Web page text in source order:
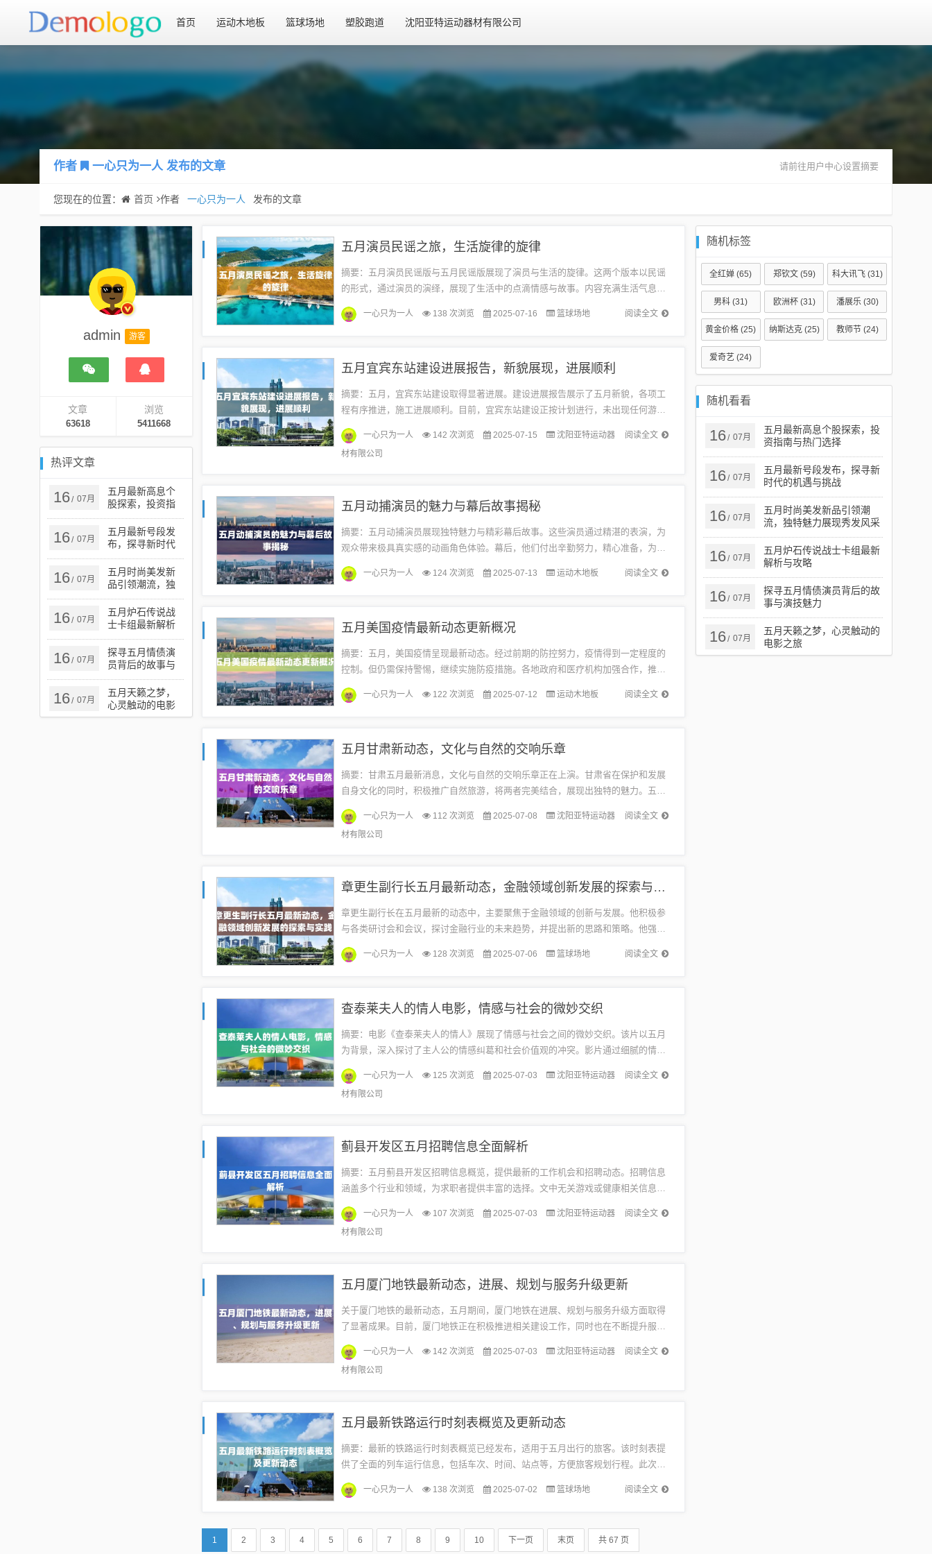
首页 运动木地板 篮球场地 塑胶跑道 沈阳亚特运动器材有限公司
作者 一心只为一人 发布的文章 请前往用户中心设置摘要
您现在的位置： 首页 作者 一心只为一人 发布的文章
admin 游客
文章
63618
浏览
5411668
热评文章
16/ 07月
五月最新高息个
股探索，投资指
南与热门选择
16/ 07月
五月最新号段发
布，探寻新时代
的机遇与挑战
16/ 07月
五月时尚美发新
品引领潮流，独
特魅力展现秀发
风采
16/ 07月
五月炉石传说战
士卡组最新解析
与攻略
16/ 07月
探寻五月情债演
员背后的故事与
演技魅力
16/ 07月
五月天籁之梦，
心灵触动的电影
之旅
五月演员民谣之旅，生活旋律的旋律
摘要：五月演员民谣版与五月民谣版展现了演员与生活的旋律。这两个版本以民谣
的形式，通过演员的演绎，展现了生活中的点滴情感与故事。内容充满生活气息，
旋律动人，展现了演员对生活的感悟和演绎。该内容不包含游戏或健康的相关信
息...
阅读全文
一心只为一人 138 次浏览 2025-07-16 篮球场地
五月宜宾东站建设进展报告，新貌展现，进展顺利
摘要：五月，宜宾东站建设取得显著进展。建设进展报告展示了五月新貌，各项工
程有序推进，施工进展顺利。目前，宜宾东站建设正按计划进行，未出现任何游戏
或健康相关信息及活动。一切工作均在合法合规的前提下展开，以确保宜宾东站
按...
阅读全文
一心只为一人 142 次浏览 2025-07-15
沈阳亚特运动器
材有限公司
五月动捕演员的魅力与幕后故事揭秘
摘要：五月动捕演员展现独特魅力与精彩幕后故事。这些演员通过精湛的表演，为
观众带来极具真实感的动画角色体验。幕后，他们付出辛勤努力，精心准备，为角
色注入生命力。他们的专业与热情，让动捕表演更具魅力。本文聚焦于他们的才
华...
阅读全文
一心只为一人 124 次浏览 2025-07-13 运动木地板
五月美国疫情最新动态更新概况
摘要：五月，美国疫情呈现最新动态。经过前期的防控努力，疫情得到一定程度的
控制。但仍需保持警惕，继续实施防疫措施。各地政府和医疗机构加强合作，推进
疫苗接种工作，以提高群体免疫力。民众也积极响应，做好个人防护，共同抗击
疫...
阅读全文
一心只为一人 122 次浏览 2025-07-12 运动木地板
五月甘肃新动态，文化与自然的交响乐章
摘要：甘肃五月最新消息，文化与自然的交响乐章正在上演。甘肃省在保护和发展
自身文化的同时，积极推广自然旅游，将两者完美结合，展现出独特的魅力。五月
是甘肃旅游的黄金季节，吸引了众多游客前来观光游览。甘肃省也在不断加强旅
游...
阅读全文
一心只为一人 112 次浏览 2025-07-08
沈阳亚特运动器
材有限公司
章更生副行长五月最新动态，金融领域创新发展的探索与实践
章更生副行长在五月最新的动态中，主要聚焦于金融领域的创新与发展。他积极参
与各类研讨会和会议，探讨金融行业的未来趋势，并提出新的思路和策略。他强调
金融稳定与科技创新的重要性，致力于推动金融行业的健康发展。此摘要中不含
任...
阅读全文
一心只为一人 128 次浏览 2025-07-06 篮球场地
查泰莱夫人的情人电影，情感与社会的微妙交织
摘要：电影《查泰莱夫人的情人》展现了情感与社会之间的微妙交织。该片以五月
为背景，深入探讨了主人公的情感纠葛和社会价值观的冲突。影片通过细腻的情感
描绘和紧张的社会背景，展现了人性与社会规范之间的冲突和挣扎。这是一部关
于...
阅读全文
一心只为一人 125 次浏览 2025-07-03
沈阳亚特运动器
材有限公司
蓟县开发区五月招聘信息全面解析
摘要：五月蓟县开发区招聘信息概览，提供最新的工作机会和招聘动态。招聘信息
涵盖多个行业和领域，为求职者提供丰富的选择。文中无关游戏或健康相关信息或
词汇，仅专注于提供正规的就业信息和指导。随着春天的离去和夏天的到来，蓟
县...
阅读全文
一心只为一人 107 次浏览 2025-07-03
沈阳亚特运动器
材有限公司
五月厦门地铁最新动态，进展、规划与服务升级更新
关于厦门地铁的最新动态，五月期间，厦门地铁在进展、规划与服务升级方面取得
了显著成果。目前，厦门地铁正在积极推进相关建设工作，同时也在不断提升服务
质量，为乘客提供更加便捷、舒适的出行体验。厦门地铁将继续致力于优化交通
网...
阅读全文
一心只为一人 142 次浏览 2025-07-03
沈阳亚特运动器
材有限公司
五月最新铁路运行时刻表概览及更新动态
摘要：最新的铁路运行时刻表概览已经发布，适用于五月出行的旅客。该时刻表提
供了全面的列车运行信息，包括车次、时间、站点等，方便旅客规划行程。此次更
新旨在提高旅客的出行效率和舒适度，确保列车运行的安全和准时。该时刻表不
包...
阅读全文
一心只为一人 138 次浏览 2025-07-02 篮球场地
1 2 3 4 5 6 7 8 9 10 下一页 末页 共 67 页
随机标签
全红婵 (65) 郑钦文(59) 科大讯飞(31)
男科 (31) 欧洲杯(31) 潘展乐(30)
黄金价格 (25) 纳斯达克(25) 教师节 (24)
爱奇艺 (24)
随机看看
16/ 07月
五月最新高息个股探索，投
资指南与热门选择
16/ 07月
五月最新号段发布，探寻新
时代的机遇与挑战
16/ 07月
五月时尚美发新品引领潮
流，独特魅力展现秀发风采
16/ 07月
五月炉石传说战士卡组最新
解析与攻略
16/ 07月
探寻五月情债演员背后的故
事与演技魅力
16/ 07月
五月天籁之梦，心灵触动的
电影之旅